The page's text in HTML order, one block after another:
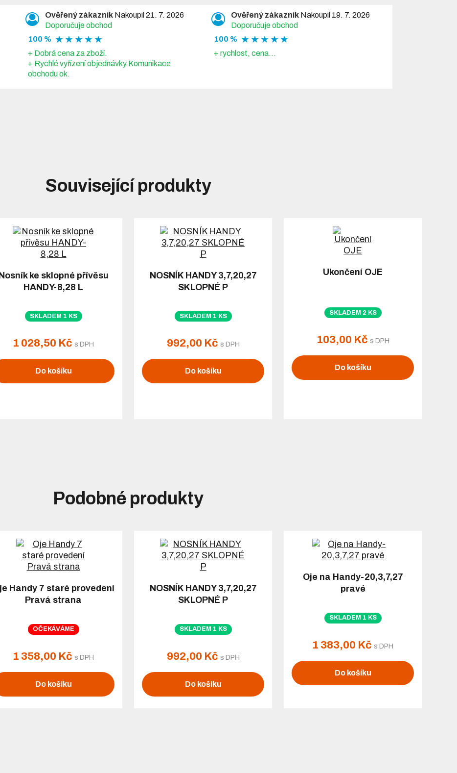
Ověřený zákazníkNakoupil 21. 7. 2026
Doporučuje obchod
100 % ★ ★ ★ ★ ★
+ Dobrá cena za zboží.
+ Rychlé vyřízení objednávky.Komunikace
obchodu ok.
Ověřený zákazníkNakoupil 19. 7. 2026
Doporučuje obchod
100 % ★ ★ ★ ★ ★
+ rychlost, cena...
Související produkty
ke sklopné přívěsu
HANDY-8,28 L
SKLADEM 1 KS
1 028,50 Kč s DPH
Do košíku
NOSNÍK HANDY 3,7,20,27
SKLOPNÉ P
SKLADEM 1 KS
992,00 Kč s DPH
Do košíku
Ukončení OJE
SKLADEM 2 KS
103,00 Kč s DPH
Do košíku
Podobné produkty
Handy 7 staré provedení
Pravá strana
OČEKÁVÁME
1 358,00 Kč s DPH
Do košíku
NOSNÍK HANDY 3,7,20,27
SKLOPNÉ P
SKLADEM 1 KS
992,00 Kč s DPH
Do košíku
Oje na Handy-20,3,7,27
pravé
SKLADEM 1 KS
1 383,00 Kč s DPH
Do košíku